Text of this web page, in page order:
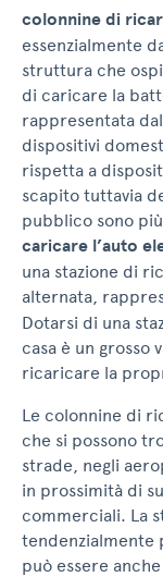
colonnine di
essenzialmente
struttura che
di caricare la
rappresentata
dispositivi
rispetta a
scapito tuttavia
pubblico sono
caricare l’auto
una stazione di
alternata,
Dotarsi di una
casa è un grosso
ricaricare la
Le colonnine di
che si possono
strade, negli
in prossimità di
commerciali. La
tendenzialmente
può essere